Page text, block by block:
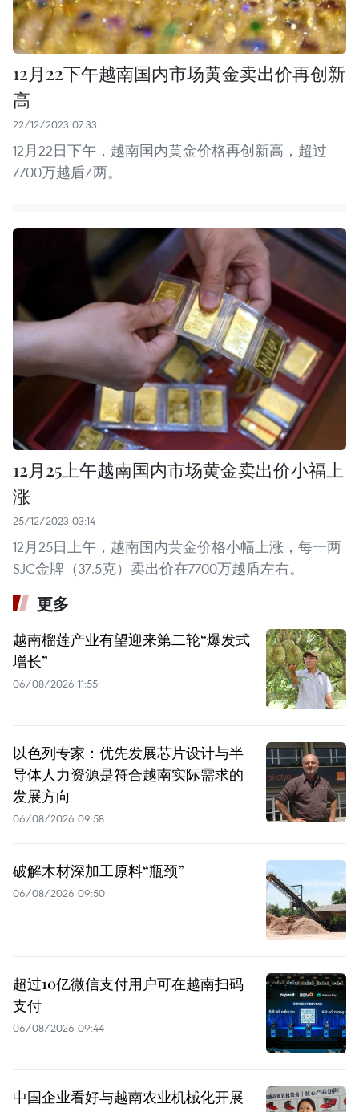
12月22下午越南国内市场黄金卖出价再创新
高
22/12/2023 07:33
12月22日下午，越南国内黄金价格再创新高，超过
7700万越盾/两。
12月25上午越南国内市场黄金卖出价小福上
涨
25/12/2023 03:14
12月25日上午，越南国内黄金价格小幅上涨，每一两
SJC金牌（37.5克）卖出价在7700万越盾左右。
更多
越南榴莲产业有望迎来第二轮“爆发式
增长”
06/08/2026 11:55
以色列专家：优先发展芯片设计与半
导体人力资源是符合越南实际需求的
发展方向
06/08/2026 09:58
破解木材深加工原料“瓶颈”
06/08/2026 09:50
超过10亿微信支付用户可在越南扫码
支付
06/08/2026 09:44
中国企业看好与越南农业机械化开展